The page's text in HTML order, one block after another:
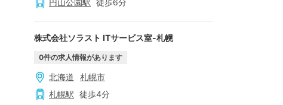
円山公園駅 徒歩6分
株式会社ソラスト ITサービス室-札幌
0件の求人情報があります
北海道
札幌市
札幌駅 徒歩4分